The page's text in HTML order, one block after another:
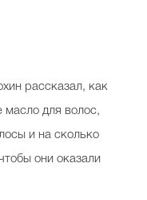
рассказал, как
масло для волос,
и на сколько
они оказали